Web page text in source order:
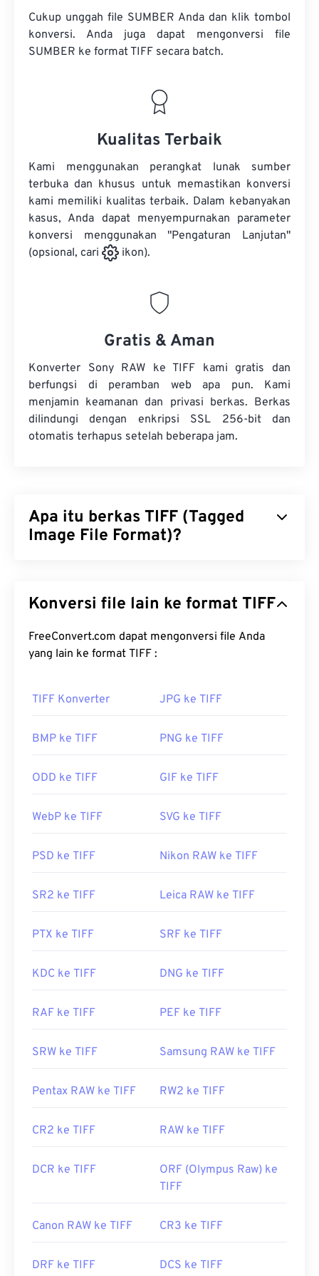
Cukup unggah file SUMBER Anda dan klik tombol
konversi. Anda juga dapat mengonversi file
SUMBER ke format TIFF secara batch.
Kualitas Terbaik
Kami menggunakan perangkat lunak sumber
terbuka dan khusus untuk memastikan konversi
kami memiliki kualitas terbaik. Dalam kebanyakan
kasus, Anda dapat menyempurnakan parameter
konversi menggunakan "Pengaturan Lanjutan"
(opsional, cari
ikon).
Gratis & Aman
Konverter Sony RAW ke TIFF kami gratis dan
berfungsi di peramban web apa pun. Kami
menjamin keamanan dan privasi berkas. Berkas
dilindungi dengan enkripsi SSL 256-bit dan
otomatis terhapus setelah beberapa jam.
Apa itu berkas TIFF (Tagged
Image File Format)?
gambar yang paling umum. Penggunaan berkas
dan penerbitan desktop. Struktur bitmap dan
raster TIFF memberikan fleksibilitas bagi format
gambar berlapis, atau sebagai halaman.
Bagaimana cara membuka berkas
danApple Preview
untuk macOS. Program gratis
XnView MP. Anda juga bisa menggunakan
membuka berkas TIFF.
Program alternatif sepertiColorStrokes
Photoshop, dan
juga berguna untuk
Adobe Inc.
https://www.adobe.com/creativecloud/jenis-
https://www.file-extensions.org/ekstensi-file-tiff
Konversi file lain ke format TIFF
FreeConvert.com dapat mengonversi file Anda
yang lain ke format TIFF :
TIFF Konverter JPG ke TIFF
BMP ke TIFF PNG ke TIFF
ODD ke TIFF GIF ke TIFF
WebP ke TIFF SVG ke TIFF
PSD ke TIFF Nikon RAW ke TIFF
SR2 ke TIFF Leica RAW ke TIFF
PTX ke TIFF SRF ke TIFF
KDC ke TIFF DNG ke TIFF
RAF ke TIFF PEF ke TIFF
SRW ke TIFF Samsung RAW ke TIFF
Pentax RAW ke TIFF RW2 ke TIFF
CR2 ke TIFF RAW ke TIFF
DCR ke TIFF
ORF (Olympus Raw) ke
TIFF
Canon RAW ke TIFF CR3 ke TIFF
DRF ke TIFF DCS ke TIFF